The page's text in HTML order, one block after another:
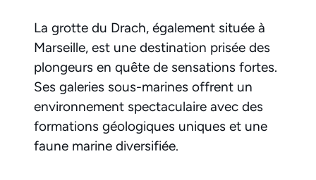
La grotte du Drach, également située à
Marseille, est une destination prisée des
plongeurs en quête de sensations fortes.
Ses galeries sous-marines offrent un
environnement spectaculaire avec des
formations géologiques uniques et une
faune marine diversifiée.